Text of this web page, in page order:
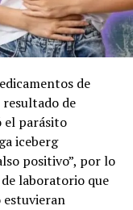
de
de
parásito
iceberg
positivo”, por lo
laboratorio que
estuvieran